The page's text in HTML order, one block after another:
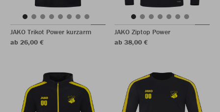
JAKO Trikot Power kurzarm
ab 26,00 €
JAKO Ziptop Power
ab 38,00 €